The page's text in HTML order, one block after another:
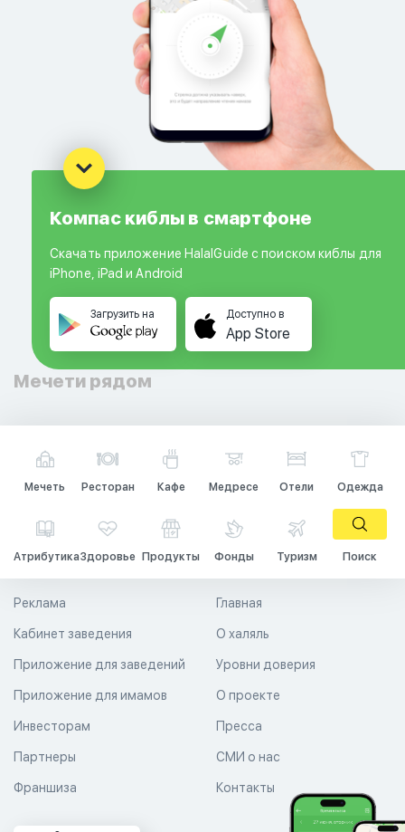
Компас киблы в смартфоне
Скачать приложение HalalGuide с поиском киблы для
iPhone, iPad и Android
Загрузить на Доступно в
App Store
Мечети рядом
Мечеть Ресторан Кафе Медресе Отели Одежда
АтрибутикаЗдоровье Продукты Фонды Туризм Поиск
Главная
О халяль
Уровни доверия
Реклама
Кабинет заведения
Приложение для заведений
Приложение для имамов О проекте
Пресса
СМИ о нас
Контакты
Инвесторам
Партнеры
Франшиза